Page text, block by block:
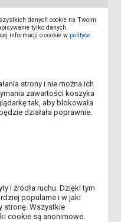
danych cookie na Twoim
tylko danych
informacji o cookie w polityce
strony i nie można ich
zawartości koszyka
tak, aby blokowała
działała poprawnie.
i źródła ruchu. Dzięki tym
popularne i w jaki
stronę. Wszystkie
cookie są anonimowe.